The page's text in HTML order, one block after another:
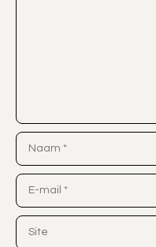
Naam
E-
mail
Site